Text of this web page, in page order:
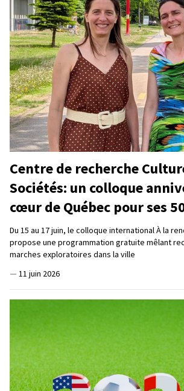
Centre de recherche
Sociétés: un colloque
cœur de Québec pour ses
Du 15 au 17 juin, le colloque international À la
propose une programmation gratuite mêlant
marches exploratoires dans la ville
— 11 juin 2026